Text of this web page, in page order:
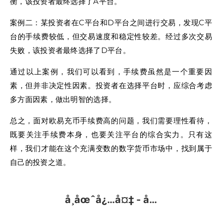
案例二：某投资者在C平台和D平台之间进行交易，发现C平
台的手续费较低，但交易速度和稳定性较差。经过多次交易
失败，该投资者最终选择了D平台。
通过以上案例，我们可以看到，手续费虽然是一个重要因
素，但并非决定性因素。投资者在选择平台时，应综合考虑
多方面因素，做出明智的选择。
总之，面对欧易充币手续费高的问题，我们需要理性看待，
既要关注手续费本身，也要关注平台的综合实力。只有这
样，我们才能在这个充满变数的数字货币市场中，找到属于
自己的投资之道。